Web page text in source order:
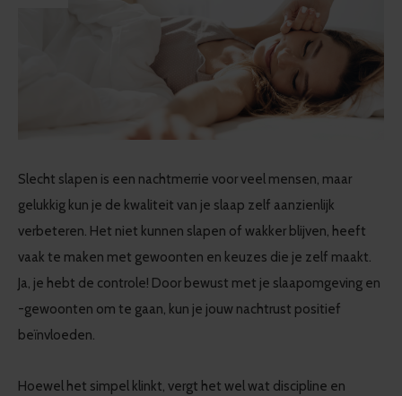
Slecht slapen is een nachtmerrie voor veel mensen, maar
gelukkig kun je de kwaliteit van je slaap zelf aanzienlijk
verbeteren. Het niet kunnen slapen of wakker blijven, heeft
vaak te maken met gewoonten en keuzes die je zelf maakt.
Ja, je hebt de controle! Door bewust met je slaapomgeving en
-gewoonten om te gaan, kun je jouw nachtrust positief
beïnvloeden.
Hoewel het simpel klinkt, vergt het wel wat discipline en